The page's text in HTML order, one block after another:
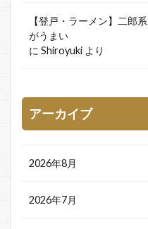
【登戸・ラーメン】二郎
がうまい
に Shiroyuki より
アーカイブ
2026年8月
2026年7月